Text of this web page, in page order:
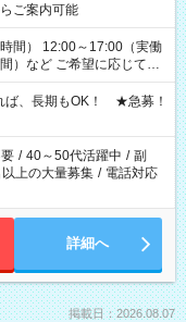
ご案内可能
間） 12:00～17:00（実働
に応じて、
当へ相談ください！
、長期もOK！ ★急募！
/ 40～50代活躍中 / 副
上の大量募集 / 電話対応
詳細へ
掲載日：2026.08.07